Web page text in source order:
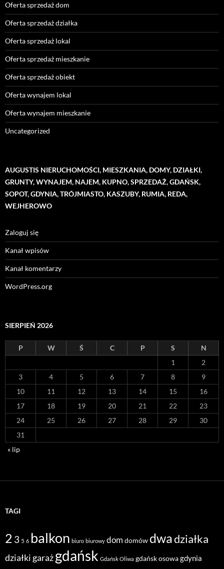
Oferta sprzedaż dom
Oferta sprzedaż działka
Oferta sprzedaż lokal
Oferta sprzedaż mieszkanie
Oferta sprzedaż obiekt
Oferta wynajem lokal
Oferta wynajem mieszkanie
Uncategorized
AUGUSTIS NIERUCHOMOŚCI, MIESZKANIA, DOMY, DZIAŁKI,
GRUNTY, WYNAJEM, NAJEM, KUPNO, SPRZEDAŻ, GDAŃSK,
SOPOT, GDYNIA, TRÓJMIASTO, KASZUBY, RUMIA, REDA,
WEJHEROWO
Zaloguj się
Kanał wpisów
Kanał komentarzy
WordPress.org
SIERPIEŃ 2026
P W Ś C P S
N
1
2
3
4 5 6 7 8
9
10
11 12 13 14 15
16
17
18 19 20 21 22
23
24
25 26 27 28 29
30
31
« lip
TAGI
2 3 5 6 balkon biuro biurowy dom domów dwadziałka
działki garażgdańsk Gdańsk Oliwa gdańsk osowagdynia